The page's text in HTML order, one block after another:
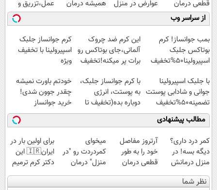
قطعی درمان
کنید!
◗پرسش‌نامه◖
عوارض در منزل
(◂پرسش‌نامه)
همیشه درمان
کن!
◗پرسش‌نامه◖
عمل،تزریق و
دارو
(◂پرسش‌نامه)
از سراسر وب
بمب جوانساز! کرم
بوتاکس جلبک
اسپیرولینا50%تخفیف
این کرم ضد چروک
آلمانی،جای بوتاکس رو
برات پر میکنه!تخفیف
کرم جوانساز جلبک
اسپیرولینا با تخفیف
ویژه
با جلبک اسپیرولینا
جوانی و شادابی پوستت
تضمینه50%تخفیف
با کرم جوانساز جلبک،
به پوستت، انرژی
دوباره بده(تخفیف تا
امشب)
خودتم باورت نمیشه
چقدر جوون شدی!
خرید جوانساز
اسپیرولینا با تخفیف
ویژه
مطالب پیشنهادی
کمر درد داری؟
دیگه بسه! در
منزل درمانش
کن
(◀پرسش‌نامه)
آرتروز مفاصل
خود را به طور
قطعی درمان
کنید!
◂پرسش‌نامه▸
میخوای
کمردردت رو "در
منزل" درمان
کنی؟ (◂فیلم +
◂پرسش‌نامه)
برای اولین بار در
ایران🇮🇷 این
دکتر کرم ترمیم
کننده 23 روزه
ساخت!
نظر شما